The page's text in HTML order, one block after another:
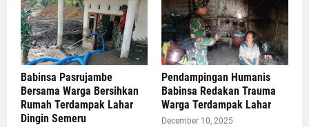
Babinsa Pasrujambe
Bersama Warga Bersihkan
Rumah Terdampak Lahar
Dingin Semeru
Pendampingan Humanis
Babinsa Redakan Trauma
Warga Terdampak Lahar
December 10, 2025